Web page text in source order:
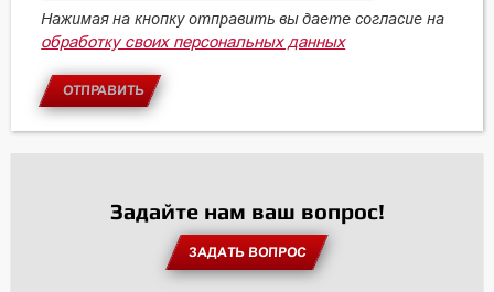
Нажимая на кнопку отправить вы даете согласие на
обработку своих персональных данных
ОТПРАВИТЬ
Задайте нам ваш вопрос!
ЗАДАТЬ ВОПРОС